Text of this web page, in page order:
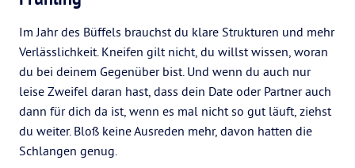
Im Jahr des Büffels brauchst du klare Strukturen und mehr
Verlässlichkeit. Kneifen gilt nicht, du willst wissen, woran
du bei deinem Gegenüber bist. Und wenn du auch nur
leise Zweifel daran hast, dass dein Date oder Partner auch
dann für dich da ist, wenn es mal nicht so gut läuft, ziehst
du weiter. Bloß keine Ausreden mehr, davon hatten die
Schlangen genug.